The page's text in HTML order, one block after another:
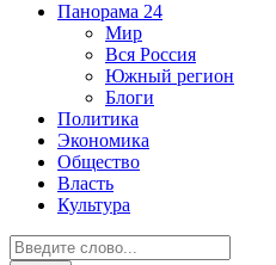
Панорама 24
Мир
Вся Россия
Южный регион
Блоги
Политика
Экономика
Общество
Власть
Культура